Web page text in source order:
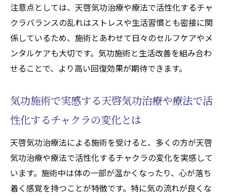
注意点としては、天啓気功治療や療法で活性化するチャ
クラバランスの乱れはストレスや生活習慣とも密接に関
係しているため、施術とあわせて日々のセルフケアやメ
ンタルケアも大切です。気功施術と生活改善を組み合わ
せることで、より高い回復効果が期待できます。
気功施術で実感する天啓気功治療や療法で活
性化するチャクラの変化とは
天啓気功治療法による施術を受けると、多くの方が天啓
気功治療や療法で活性化するチャクラの変化を実感して
います。施術中は体の一部が温かくなったり、心が落ち
着く感覚を持つことが特徴です。特に気の流れが良くな